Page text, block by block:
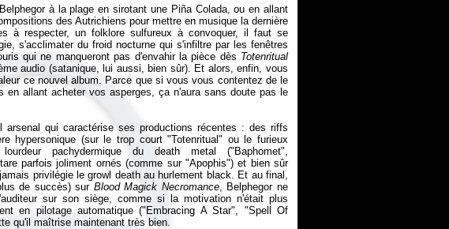
à la plage en sirotant une Piña Colada, ou en allant
des Autrichiens pour mettre en musique la dernière
à respecter, un folklore sulfureux à convoquer, il faut se
s'acclimater du froid nocturne qui s'infiltre par les fenêtres
qui ne manqueront pas d'envahir la pièce dès Totenritual
audio (satanique, lui aussi, bien sûr). Et alors, enfin, vous
ce nouvel album. Parce que si vous vous contentez de le
allant acheter vos asperges, ça n'aura sans doute pas le
arsenal qui caractérise ses productions récentes : des riffs
hypersonique (sur le trop court "Totenritual" ou le furieux
pachydermique du death metal ("Baphomet",
parfois joliment ornés (comme sur "Apophis") et bien sûr
privilégie le growl death au hurlement black. Et au final,
de succès) sur Blood Magick Necromance, Belphegor ne
sur son siège, comme si la motivation n'était plus
en pilotage automatique ("Embracing A Star", "Spell Of
qu'il maîtrise maintenant très bien.